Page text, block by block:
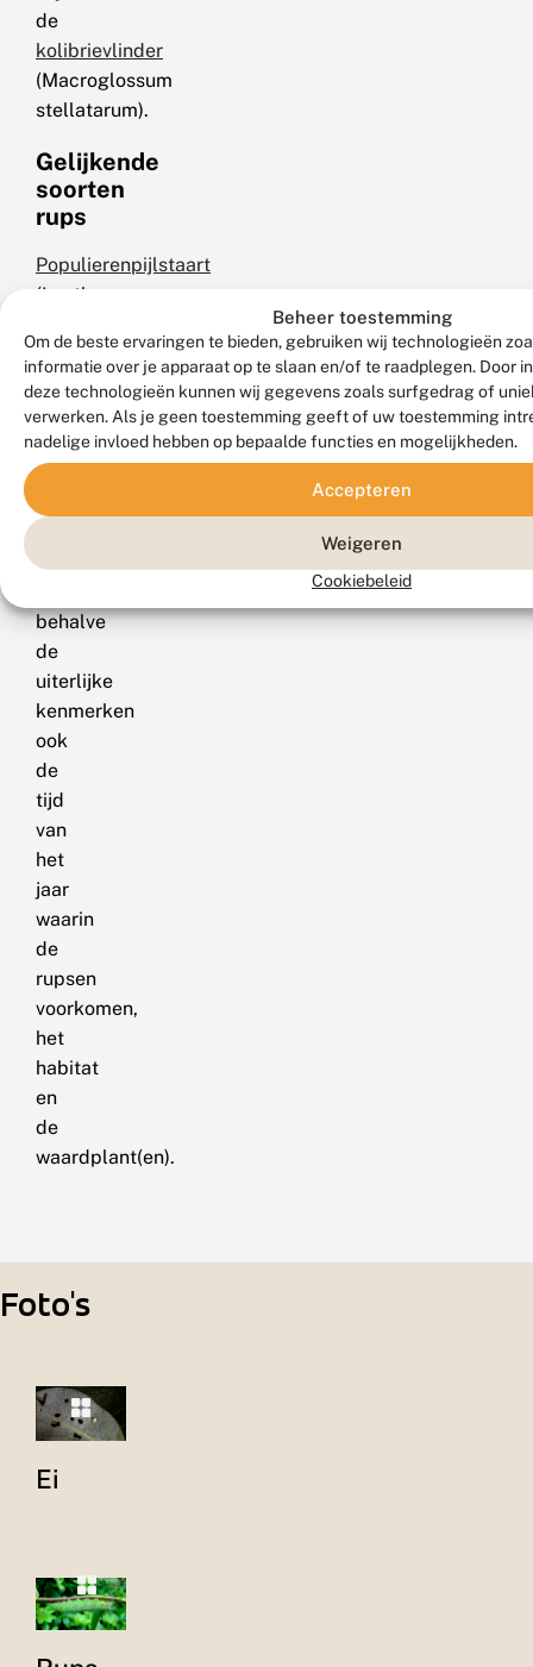
Beheer toestemming
Om de beste ervaringen te bieden, gebruiken wij technologieën
informatie over je apparaat op te slaan en/of te raadplegen. Door
deze technologieën kunnen wij gegevens zoals surfgedrag of
verwerken. Als je geen toestemming geeft of uw toestemming
nadelige invloed hebben op bepaalde functies en mogelijkheden.
Accepteren
Weigeren
Cookiebeleid
de
kolibrievlinder
(Macroglossum
stellatarum).
Gelijkende
soorten
rups
Populierenpijlstaart
(Laothoe
pauwoogpijlstaart
(Smerinthus
ocellata)
en
lindepijlstaart
N.B.:
behalve
de
uiterlijke
kenmerken
ook
de
tijd
van
het
jaar
waarin
de
rupsen
voorkomen,
het
habitat
en
de
waardplant(en).
Foto's
Ei